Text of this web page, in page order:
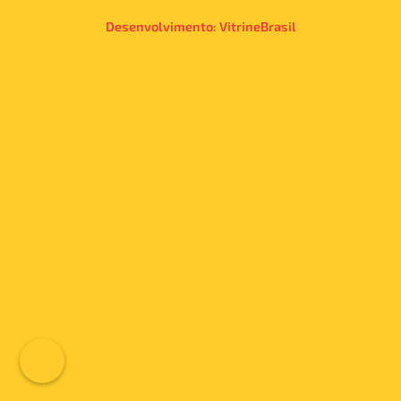
Desenvolvimento: VitrineBrasil